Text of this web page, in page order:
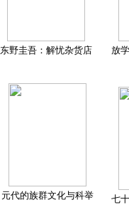
东野圭吾：解忧杂货店 放
元代的族群文化与科举 七